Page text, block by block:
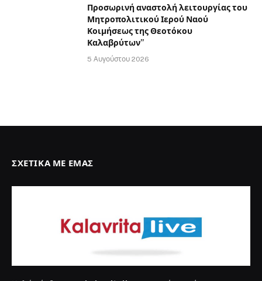
Προσωρινή αναστολή λειτουργίας του
Μητροπολιτικού Ιερού Ναού
Κοιμήσεως της Θεοτόκου
Καλαβρύτων”
5 Αυγούστου 2026
ΣΧΕΤΙΚΆ ΜΕ ΕΜΆΣ